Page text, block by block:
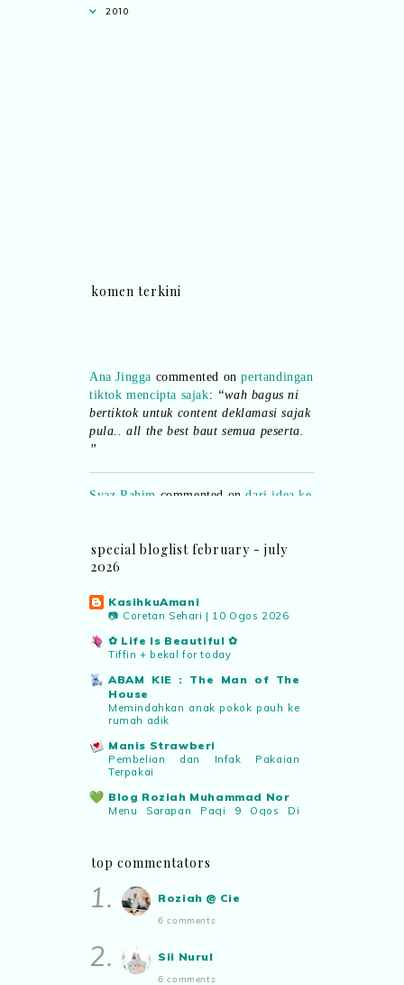
2010
komen terkini
tiktok mencipta sajak:“wah bagus ni
bertiktok untuk content deklamasi sajak
pula.. all the best baut semua peserta.
”
dan teknologi digital terbaik!”
Syaz Rahimcommented on
pertandingan tiktok mencipta sajak:
“Menarik sungguh Pertandingan TikTok
Mencipta Sajak Kemerdekaan 2026 dari
PNM ni! Platform terbaik serlahkan
bakat puisi kebangsaan dan
patriotisme.”
Eyma Balkish
commented on
pertandingan tiktok mencipta sajak
“Menarik..tapi lama tak mengarang
rasa kurang ideanya.”
NA commented on
mencipta sajak
anjurkan pertandingan penulisan sajak
di TikTok.”
Roziah @ Cie commented on
pertandingan tiktok mencipta sajak
special bloglist february - july
2026
KasihkuAmani
📷 Coretan Sehari | 10 Ogos 2026
✿ Life Is Beautiful ✿
Tiffin + bekal for today
ABAM KIE : The Man of The
House
Memindahkan anak pokok pauh ke
rumah adik
Manis Strawberi
Pembelian dan Infak Pakaian
Terpakai
Blog Roziah Muhammad Nor
Menu Sarapan Pagi 9 Ogos Di
.: ENTRY MAKANAN :.
Titian Perjalanan
30 Hari Sudah Berlalu
aizamia3
Komen
Warisan Petani
top commentators
1. Roziah @ Cie
6 comments
2. Sii Nurul
6 comments